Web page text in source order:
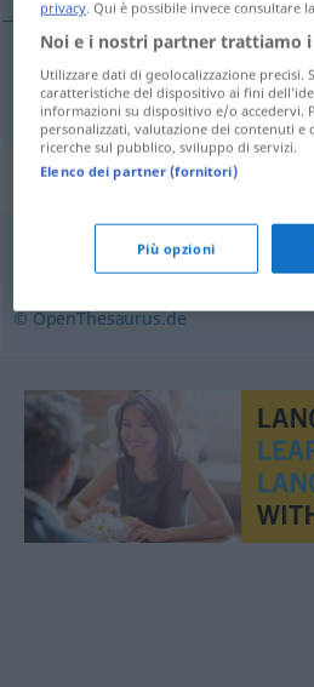
despesasfpldeviagem
Sinonimi per
Tagegeld
© OpenThesaurus.de
privacy. Qui è possibile invece consultare
Noi e i nostri partner trattiamo
Utilizzare dati di geolocalizzazione precisi.
caratteristiche del dispositivo ai fini
informazioni su dispositivo e/o accedervi.
personalizzati, valutazione dei contenuti e
ricerche sul pubblico, sviluppo di servizi.
Elenco dei partner (fornitori)
Più opzioni